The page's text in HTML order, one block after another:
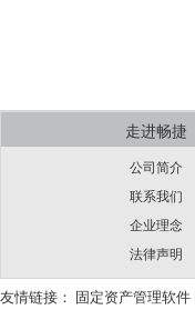
走进畅捷
公司简介
联系我们
企业理念
法律声明
友情链接： 固定资产管理软件